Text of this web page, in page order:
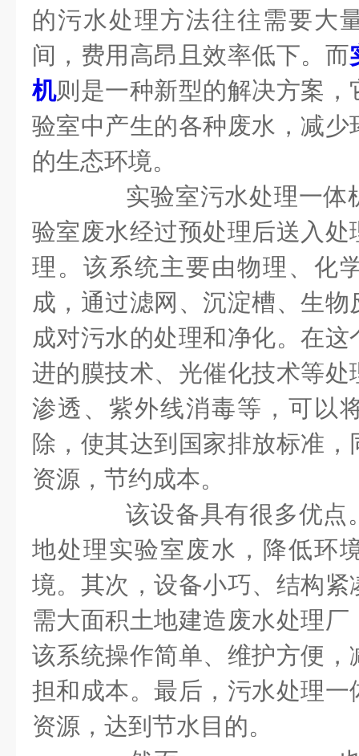
的污水处理方法往往需要大
间，费用高昂且效率低下。而
机则是一种新型的解决方案
验室中产生的各种废水，减
的生态环境。
实验室污水处理一体
验室废水经过预处理后送入
理。该系统主要由物理、化
成，通过滤网、沉淀槽、生
成对污水的处理和净化。在
进的膜技术、光催化技术等
渗透、紫外线消毒等，可以
除，使其达到国家排放标准
资源，节约成本。
该设备具有很多优点
地处理实验室废水，降低环
境。其次，设备小巧、结构
需大面积土地建造废水处理
该系统操作简单、维护方便
担和成本。最后，污水处理
资源，达到节水目的。